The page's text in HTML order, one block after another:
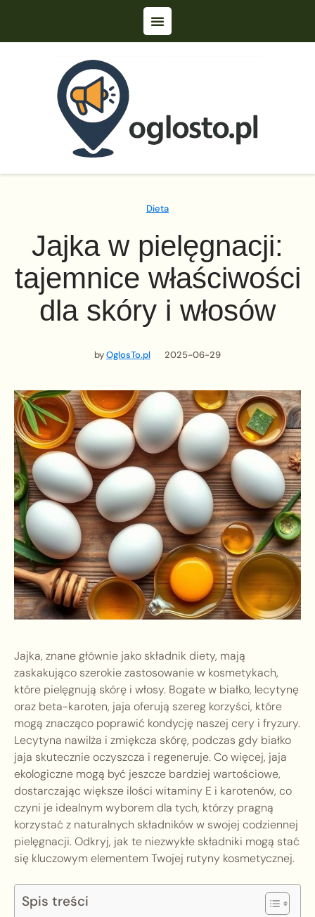
Dieta
Jajka w pielęgnacji:
tajemnice właściwości
dla skóry i włosów
byOglosTo.pl 2025-06-29
Jajka, znane głównie jako składnik diety, mają
zaskakująco szerokie zastosowanie w kosmetykach,
które pielęgnują skórę i włosy. Bogate w białko, lecytynę
oraz beta-karoten, jaja oferują szereg korzyści, które
mogą znacząco poprawić kondycję naszej cery i fryzury.
Lecytyna nawilża i zmiękcza skórę, podczas gdy białko
jaja skutecznie oczyszcza i regeneruje. Co więcej, jaja
ekologiczne mogą być jeszcze bardziej wartościowe,
dostarczając większe ilości witaminy E i karotenów, co
czyni je idealnym wyborem dla tych, którzy pragną
korzystać z naturalnych składników w swojej codziennej
pielęgnacji. Odkryj, jak te niezwykłe składniki mogą stać
się kluczowym elementem Twojej rutyny kosmetycznej.
Spis treści